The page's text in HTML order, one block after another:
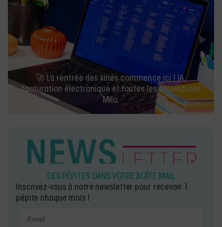
Remettre le mouvement au cœur du soin :
comprendre et intégrer l’Activité Physique Adaptée
en kiné
DES PÉPITES DANS VOTRE BOÎTE MAIL
Inscrivez-vous à notre newsletter pour recevoir 1
pépite chaque mois !